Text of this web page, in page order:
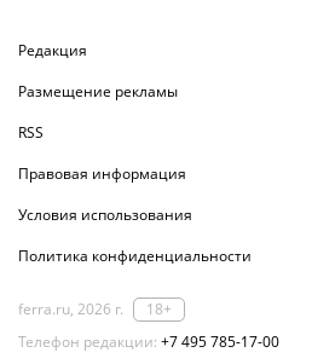
Редакция
Размещение рекламы
RSS
Правовая информация
Условия использования
Политика конфиденциальности
ferra.ru, 2026 г.
18+
Телефон редакции: +7 495 785-17-00